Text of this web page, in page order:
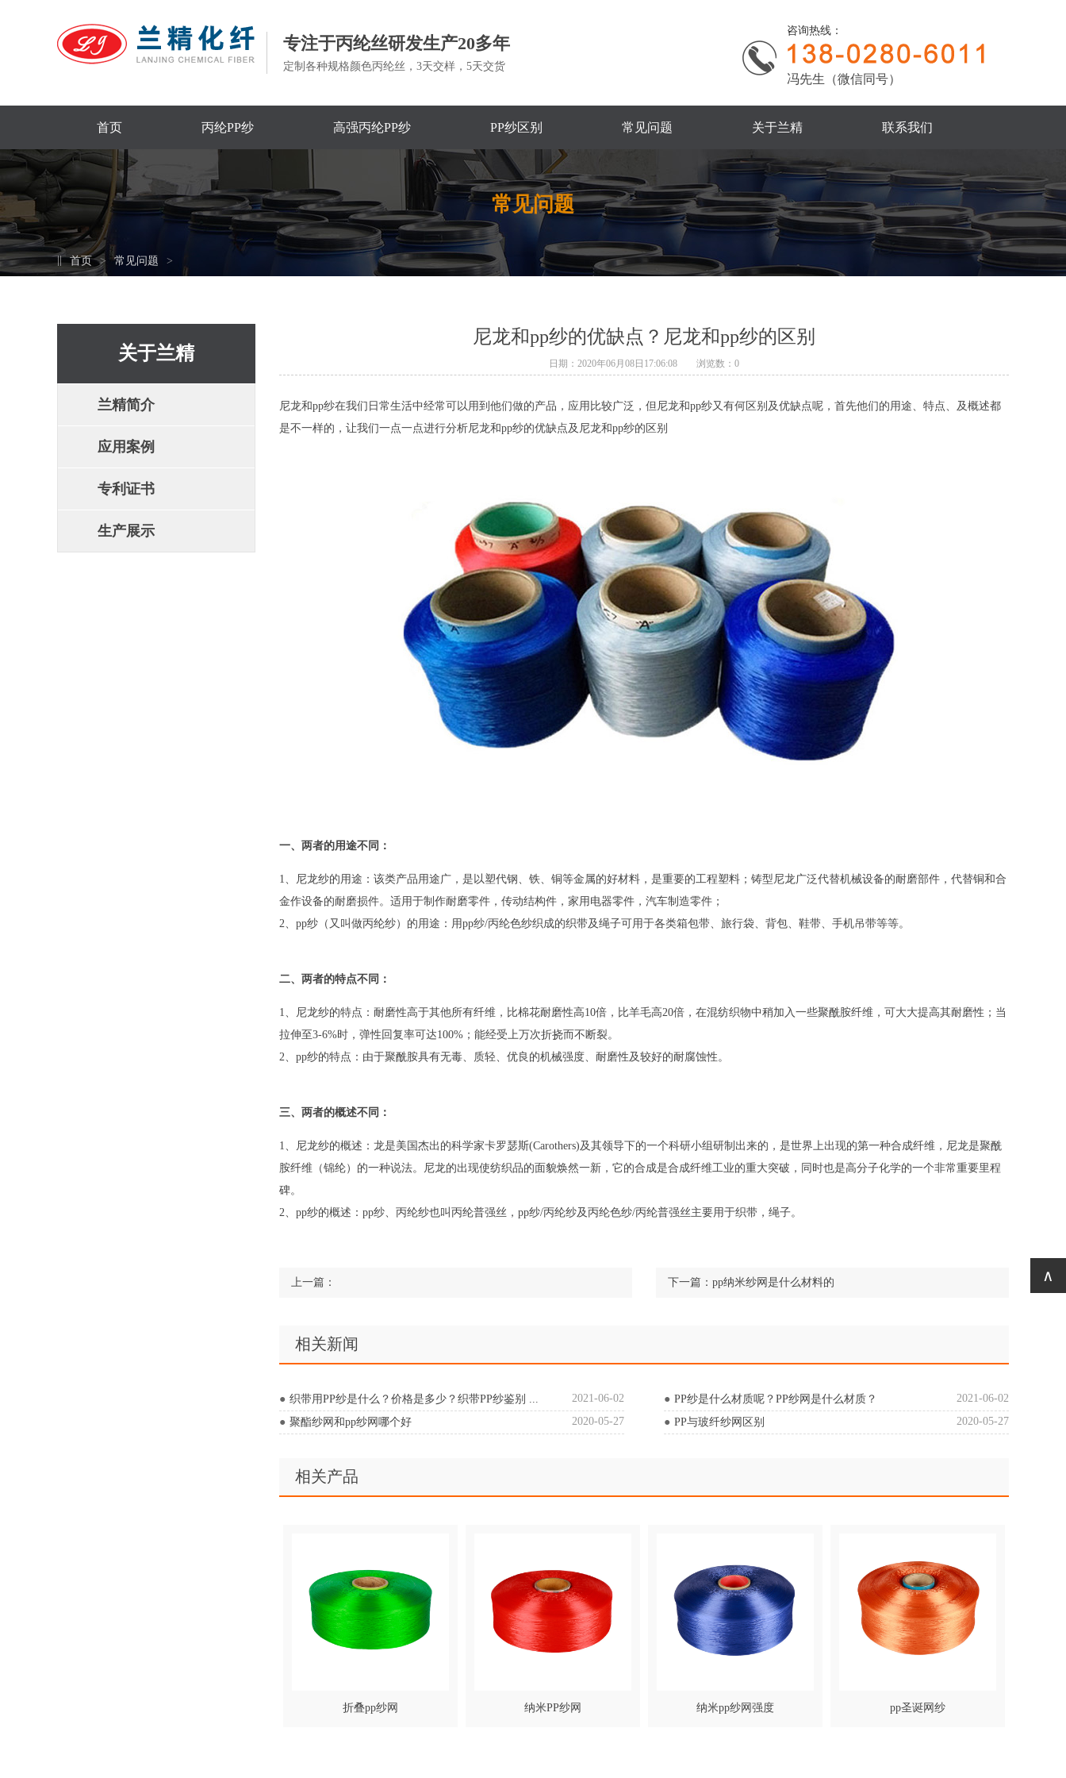
专注于丙纶丝研发生产20多年
定制各种规格颜色丙纶丝，3天交样，5天交货
咨询热线：
冯先生（微信同号）
首页 丙纶PP纱 高强丙纶PP纱 PP纱区别 常见问题 关于兰精 联系我们
常见问题
首页 常见问题
关于兰精
兰精简介
应用案例
专利证书
生产展示
尼龙和pp纱的优缺点？尼龙和pp纱的区别
日期：2020年06月08日17:06:08 浏览数：0
尼龙和pp纱在我们日常生活中经常可以用到他们做的产品，应用比较广泛，但尼龙和pp纱又有何区别及优缺点呢，首先他们的用途、特点、及概述都
是不一样的，让我们一点一点进行分析尼龙和pp纱的优缺点及尼龙和pp纱的区别
一、两者的用途不同：
1、尼龙纱的用途：该类产品用途广，是以塑代钢、铁、铜等金属的好材料，是重要的工程塑料；铸型尼龙广泛代替机械设备的耐磨部件，代替铜和合
金作设备的耐磨损件。适用于制作耐磨零件，传动结构件，家用电器零件，汽车制造零件；
2、pp纱（又叫做丙纶纱）的用途：用pp纱/丙纶色纱织成的织带及绳子可用于各类箱包带、旅行袋、背包、鞋带、手机吊带等等。
二、两者的特点不同：
1、尼龙纱的特点：耐磨性高于其他所有纤维，比棉花耐磨性高10倍，比羊毛高20倍，在混纺织物中稍加入一些聚酰胺纤维，可大大提高其耐磨性；当
拉伸至3-6%时，弹性回复率可达100%；能经受上万次折挠而不断裂。
2、pp纱的特点：由于聚酰胺具有无毒、质轻、优良的机械强度、耐磨性及较好的耐腐蚀性。
三、两者的概述不同：
1、尼龙纱的概述：龙是美国杰出的科学家卡罗瑟斯(Carothers)及其领导下的一个科研小组研制出来的，是世界上出现的第一种合成纤维，尼龙是聚酰
胺纤维（锦纶）的一种说法。尼龙的出现使纺织品的面貌焕然一新，它的合成是合成纤维工业的重大突破，同时也是高分子化学的一个非常重要里程
碑。
2、pp纱的概述：pp纱、丙纶纱也叫丙纶普强丝，pp纱/丙纶纱及丙纶色纱/丙纶普强丝主要用于织带，绳子。
上一篇： 下一篇： pp纳米纱网是什么材料的
相关新闻
织带用PP纱是什么？价格是多少？织带PP纱鉴别 ... 2021-06-02 PP纱是什么材质呢？PP纱网是什么材质？
2021-06-02
聚酯纱网和pp纱网哪个好
2020-05-27 PP与玻纤纱网区别 2020-05-27
相关产品
折叠pp纱网 纳米PP纱网 纳米pp纱网强度 pp圣诞网纱
∧